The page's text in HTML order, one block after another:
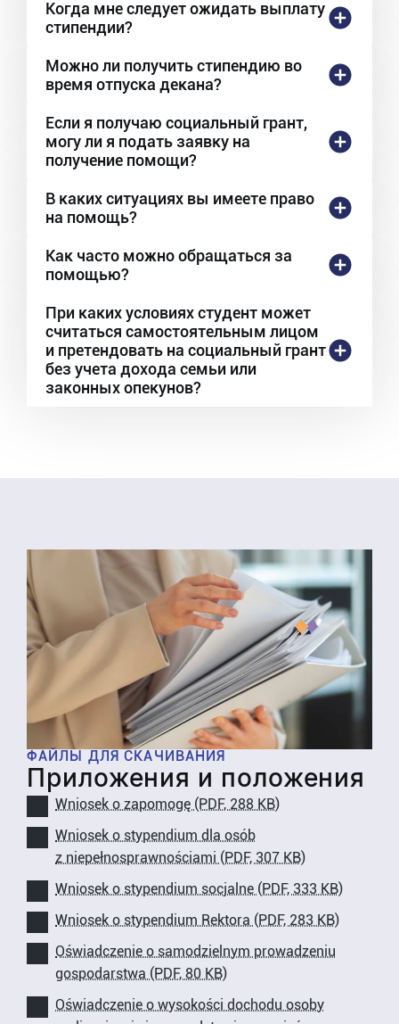
Когда мне следует ожидать выплату
стипендии?
Можно ли получить стипендию во
время отпуска декана?
Если я получаю социальный грант,
могу ли я подать заявку на
получение помощи?
В каких ситуациях вы имеете право
на помощь?
Как часто можно обращаться за
помощью?
При каких условиях студент может
считаться самостоятельным лицом
и претендовать на социальный грант
без учета дохода семьи или
законных опекунов?
ФАЙЛЫ ДЛЯ СКАЧИВАНИЯ
Приложения и положения
Wniosek o zapomogę (PDF, 288 KB)
Wniosek o stypendium dla osób
z niepełnosprawnościami (PDF, 307 KB)
Wniosek o stypendium socjalne (PDF, 333 KB)
Wniosek o stypendium Rektora (PDF, 283 KB)
Oświadczenie o samodzielnym prowadzeniu
gospodarstwa (PDF, 80 KB)
Oświadczenie o wysokości dochodu osoby